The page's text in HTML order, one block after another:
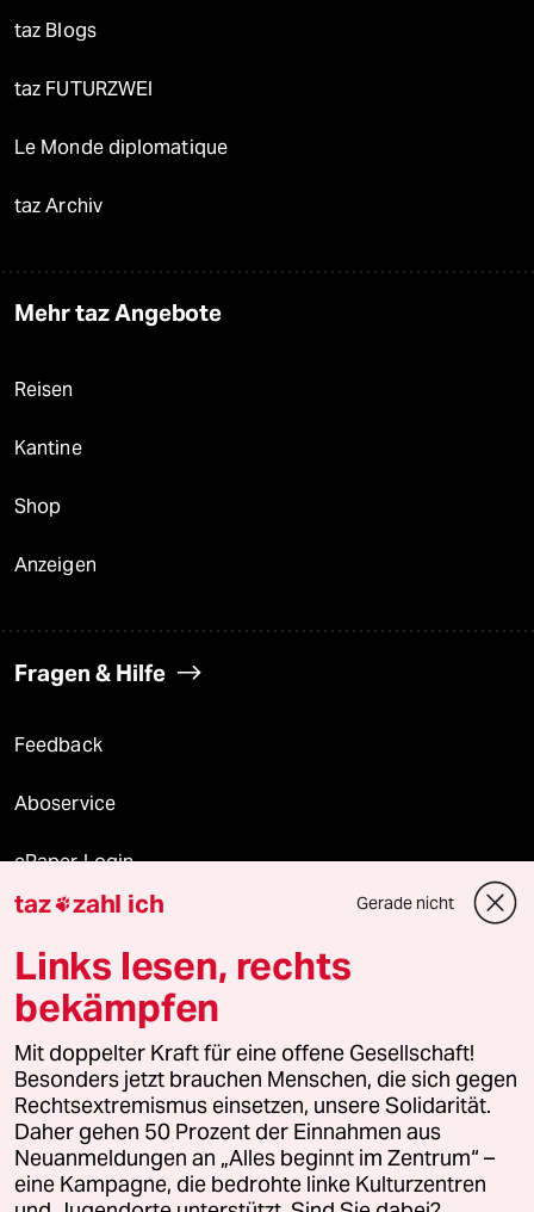
taz Blogs
taz FUTURZWEI
Le Monde diplomatique
taz Archiv
Mehr taz Angebote
Reisen
Kantine
Shop
Anzeigen
Fragen & Hilfe
Feedback
Aboservice
ePaper Login
Downloads für Abonnierende
© 2026 taz Verlags und Vertriebs GmbH
Alle Rechte vorbehalten. Bei rechtlichen Fragen oder für Genehmigungen
wenden Sie sich bitte an lizenzen@taz.de
Feedback Redaktionsstatut Kommune-Richtlinien
Leitlinie Informant Datenschutz Impressum AGB
taz zahl ich Gerade nicht
Links lesen, rechts
bekämpfen
Mit doppelter Kraft für eine offene Gesellschaft!
Besonders jetzt brauchen Menschen, die sich gegen
Rechtsextremismus einsetzen, unsere Solidarität.
Daher gehen 50 Prozent der Einnahmen aus
Neuanmeldungen an „Alles beginnt im Zentrum“ –
eine Kampagne, die bedrohte linke Kulturzentren